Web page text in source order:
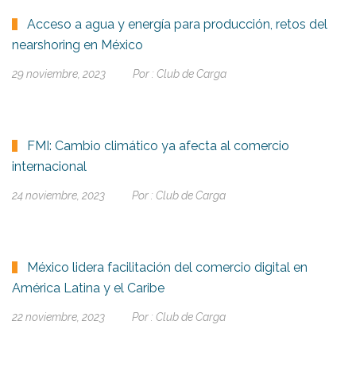
Acceso a agua y energía para producción, retos del
nearshoring en México
29 noviembre, 2023 Por : Club de Carga
FMI: Cambio climático ya afecta al comercio
internacional
24 noviembre, 2023 Por : Club de Carga
México lidera facilitación del comercio digital en
América Latina y el Caribe
22 noviembre, 2023 Por : Club de Carga